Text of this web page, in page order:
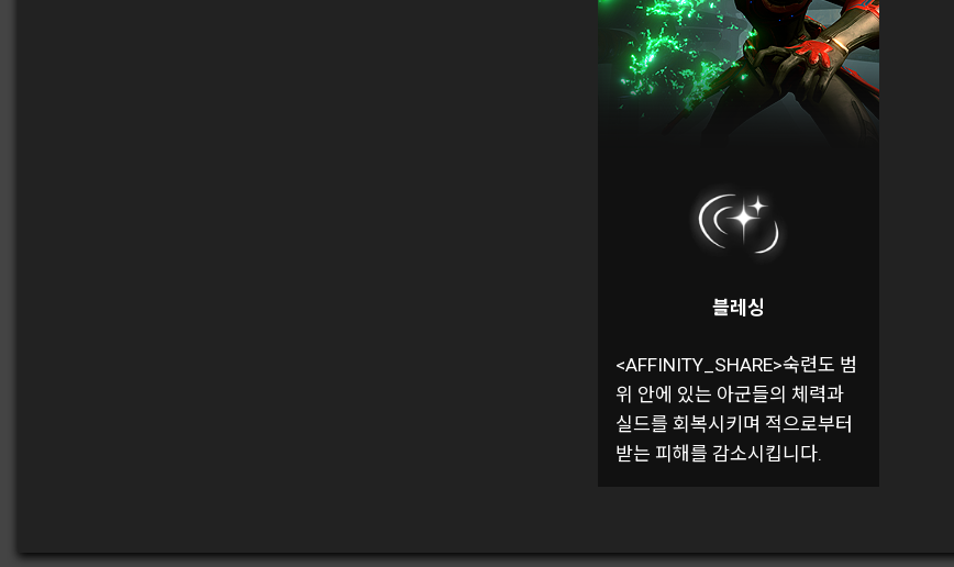
블레싱
<AFFINITY_SHARE>숙련도 범
위 안에 있는 아군들의 체력과
실드를 회복시키며 적으로부터
받는 피해를 감소시킵니다.